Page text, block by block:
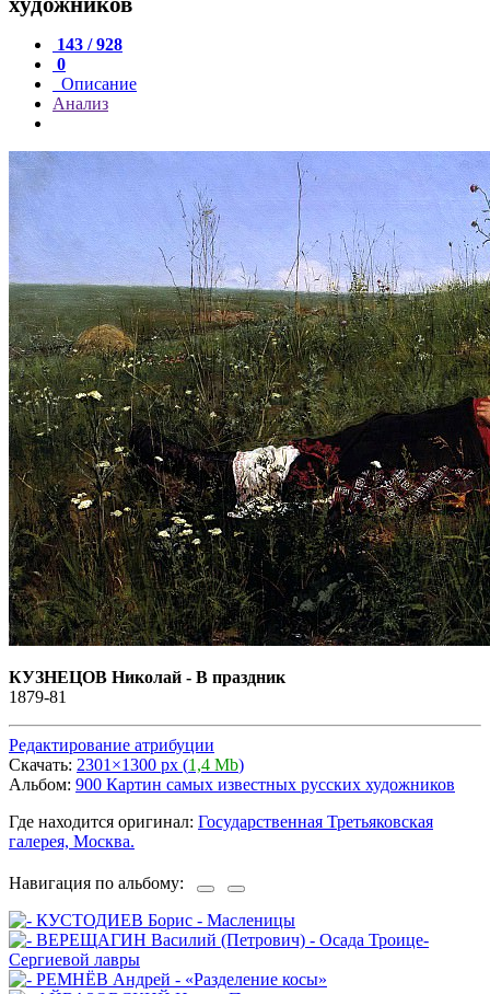
143 / 928
0
Описание
Анализ
КУЗНЕЦОВ Николай - В праздник
1879-81
Редактирование атрибуции
Скачать: 2301×1300 px (1,4 Mb)
Альбом: 900 Картин самых известных русских художников
Где находится оригинал: Государственная Третьяковская
галерея, Москва.
Навигация по альбому: